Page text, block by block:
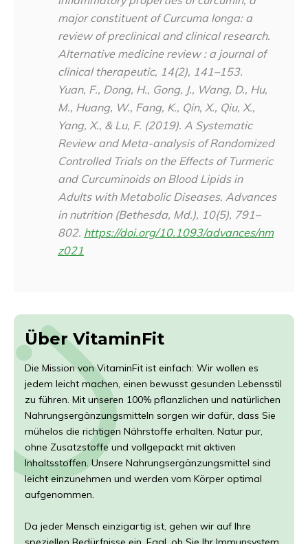
major constituent of Curcuma longa: a
review of preclinical and clinical research.
Alternative medicine review : a journal of
clinical therapeutic, 14(2), 141–153.
Yuan, F., Dong, H., Gong, J., Wang, D., Hu,
M., Huang, W., Fang, K., Qin, X., Qiu, X.,
Yang, X., & Lu, F. (2019). A Systematic
Review and Meta-analysis of Randomized
Controlled Trials on the Effects of Turmeric
and Curcuminoids on Blood Lipids in
Adults with Metabolic Diseases. Advances
in nutrition (Bethesda, Md.), 10(5), 791–
802. https://doi.org/10.1093/advances/nm
z021
Über VitaminFit
Die Mission von VitaminFit ist einfach: Wir wollen es
jedem leicht machen, einen bewusst gesunden Lebensstil
zu führen. Mit unseren 100% pflanzlichen und natürlichen
Nahrungsergänzungsmitteln sorgen wir dafür, dass Sie
mühelos die richtigen Nährstoffe erhalten. Natur pur,
ohne Zusatzstoffe und vollgepackt mit aktiven
Inhaltsstoffen. Unsere Nahrungsergänzungsmittel sind
leicht einzunehmen und werden vom Körper optimal
aufgenommen.
Da jeder Mensch einzigartig ist, gehen wir auf Ihre